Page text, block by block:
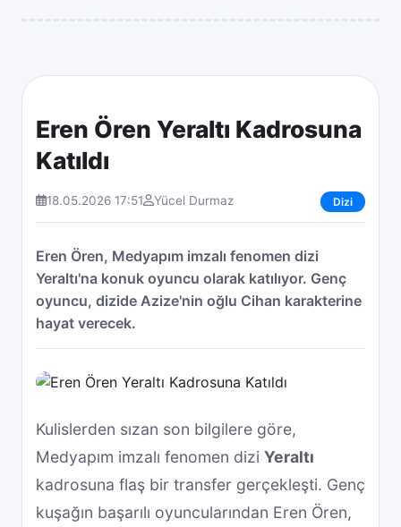
Eren Ören Yeraltı Kadrosuna
Katıldı
18.05.2026 17:51 Yücel Durmaz Dizi
Eren Ören, Medyapım imzalı fenomen dizi
Yeraltı'na konuk oyuncu olarak katılıyor. Genç
oyuncu, dizide Azize'nin oğlu Cihan karakterine
hayat verecek.
Kulislerden sızan son bilgilere göre,
Medyapım imzalı fenomen dizi Yeraltı
kadrosuna flaş bir transfer gerçekleşti. Genç
kuşağın başarılı oyuncularından Eren Ören,